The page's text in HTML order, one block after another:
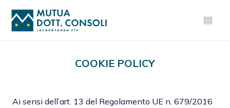
COOKIE POLICY
Ai sensi dell’art. 13 del Regolamento UE n. 679/2016